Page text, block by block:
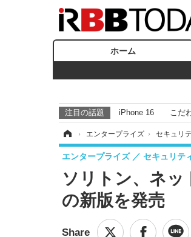
ホーム
注目の話題 iPhone 16 こだ
› エンタープライズ › セキュリ
ソリトン、ネッ
の新版を発売
エンタープライズ セキュリテ